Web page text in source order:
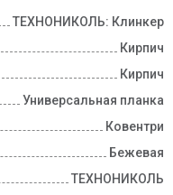
ТЕХНОНИКОЛЬ: Клинкер
Кирпич
Кирпич
Универсальная планка
Ковентри
Бежевая
ТЕХНОНИКОЛЬ